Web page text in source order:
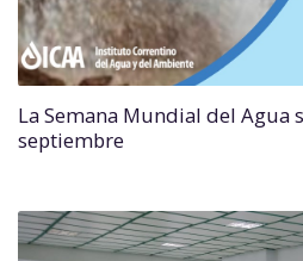
La Semana Mundial del Agua
septiembre